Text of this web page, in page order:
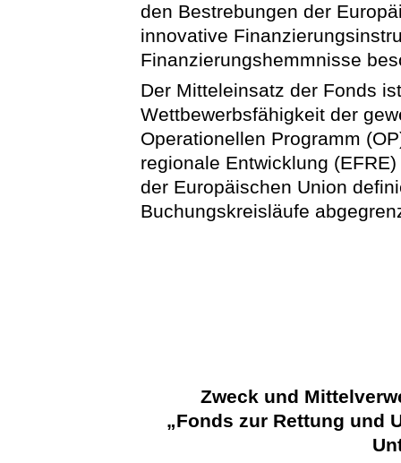
den Bestrebungen der
innovative
Finanzierungshemmnisse
Der Mitteleinsatz der Fonds
Wettbewerbsfähigkeit der
Operationellen Programm
regionale Entwicklung
der Europäischen Union
Buchungskreisläufe
Zweck und
„Fonds zur Rettung und